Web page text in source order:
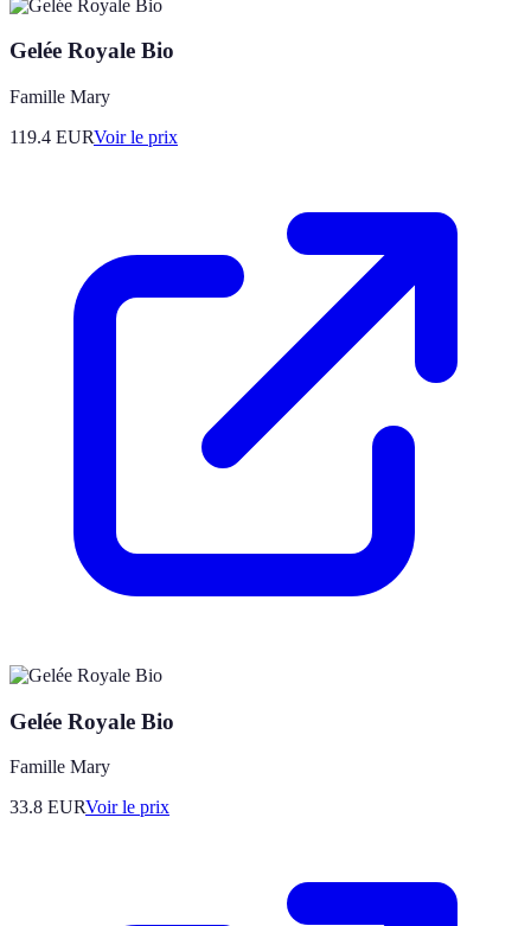
Gelée Royale Bio
Famille Mary
119.4 EURVoir le prix
Gelée Royale Bio
Famille Mary
33.8 EURVoir le prix